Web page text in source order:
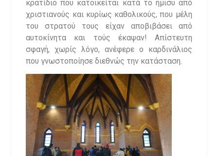
κρατίδιο που κατοικείται κατά το ήμισυ από
χριστιανούς και κυρίως καθολικούς, που μέλη
του στρατού τους είχαν αποβιβάσει από
αυτοκίνητα και τούς έκαψαν! Απίστευτη
σφαγή, χωρίς λόγο, ανέφερε ο καρδινάλιος
που γνωστοποίησε διεθνώς την κατάσταση.